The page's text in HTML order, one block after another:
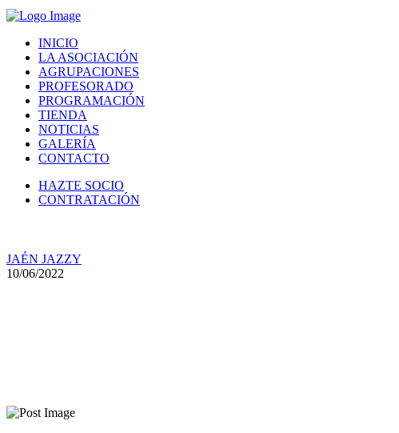
INICIO
LA ASOCIACIÓN
AGRUPACIONES
PROFESORADO
PROGRAMACIÓN
TIENDA
NOTICIAS
GALERÍA
CONTACTO
HAZTE SOCIO
CONTRATACIÓN
JAÉN JAZZY
10/06/2022